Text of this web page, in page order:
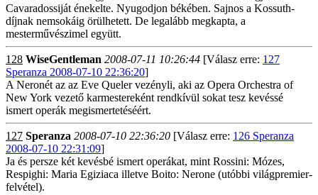
Cavaradossiját énekelte. Nyugodjon békében. Sajnos a Kossuth-
díjnak nemsokáig örülhetett. De legalább megkapta, a
mesterművészimel együtt.
128 WiseGentleman 2008-07-11 10:26:44 [Válasz erre: 127
Speranza 2008-07-10 22:36:20]
A Neronét az az Eve Queler vezényli, aki az Opera Orchestra of
New York vezető karmestereként rendkívül sokat tesz kevéssé
ismert operák megismertetéséért.
127 Speranza 2008-07-10 22:36:20 [Válasz erre: 126 Speranza
2008-07-10 22:31:09]
Ja és persze két kevésbé ismert operákat, mint Rossini: Mózes,
Respighi: Maria Egiziaca illetve Boito: Nerone (utóbbi világpremier-
felvétel).